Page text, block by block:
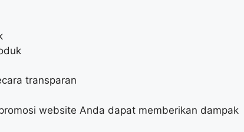
transparan
website Anda dapat memberikan dampak